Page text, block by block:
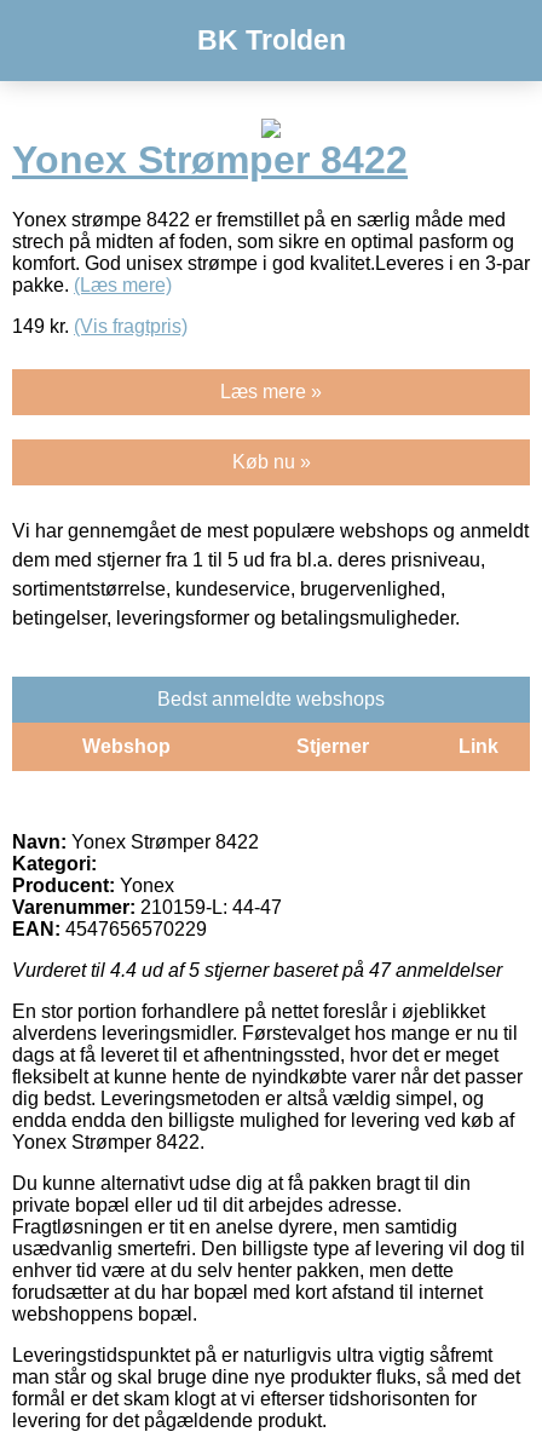
BK Trolden
Yonex Strømper 8422
Yonex strømpe 8422 er fremstillet på en særlig måde med
strech på midten af foden, som sikre en optimal pasform og
komfort. God unisex strømpe i god kvalitet.Leveres i en 3-par
pakke. (Læs mere)
149 kr. (Vis fragtpris)
Læs mere »
Køb nu »
Vi har gennemgået de mest populære webshops og anmeldt
dem med stjerner fra 1 til 5 ud fra bl.a. deres prisniveau,
sortimentstørrelse, kundeservice, brugervenlighed,
betingelser, leveringsformer og betalingsmuligheder.
Bedst anmeldte webshops
Webshop Stjerner Link
Navn: Yonex Strømper 8422
Kategori:
Producent: Yonex
Varenummer: 210159-L: 44-47
EAN: 4547656570229
Vurderet til 4.4 ud af 5 stjerner baseret på 47anmeldelser
En stor portion forhandlere på nettet foreslår i øjeblikket
alverdens leveringsmidler. Førstevalget hos mange er nu til
dags at få leveret til et afhentningssted, hvor det er meget
fleksibelt at kunne hente de nyindkøbte varer når det passer
dig bedst. Leveringsmetoden er altså vældig simpel, og
endda endda den billigste mulighed for levering ved køb af
Yonex Strømper 8422.
Du kunne alternativt udse dig at få pakken bragt til din
private bopæl eller ud til dit arbejdes adresse.
Fragtløsningen er tit en anelse dyrere, men samtidig
usædvanlig smertefri. Den billigste type af levering vil dog til
enhver tid være at du selv henter pakken, men dette
forudsætter at du har bopæl med kort afstand til internet
webshoppens bopæl.
Leveringstidspunktet på er naturligvis ultra vigtig såfremt
man står og skal bruge dine nye produkter fluks, så med det
formål er det skam klogt at vi efterser tidshorisonten for
levering for det pågældende produkt.